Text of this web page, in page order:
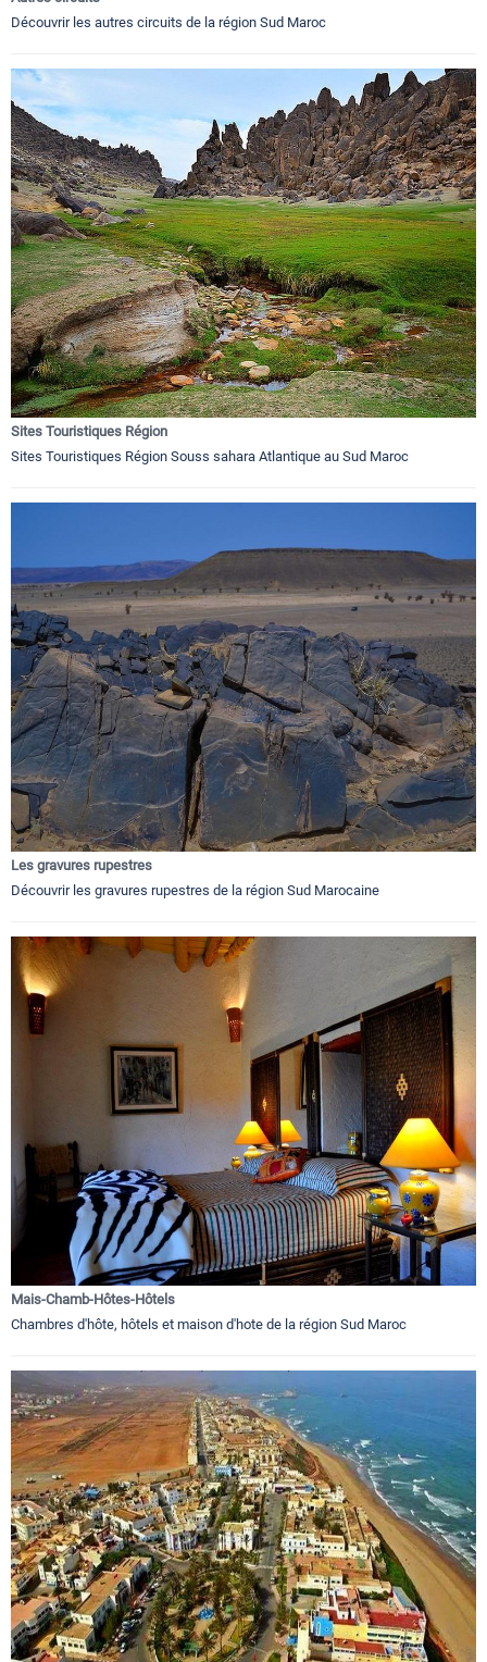
Découvrir les autres circuits de la région Sud Maroc
Sites Touristiques Région
Sites Touristiques Région Souss sahara Atlantique au Sud Maroc
Les gravures rupestres
Découvrir les gravures rupestres de la région Sud Marocaine
Mais-Chamb-Hôtes-Hôtels
Chambres d'hôte, hôtels et maison d'hote de la région Sud Maroc